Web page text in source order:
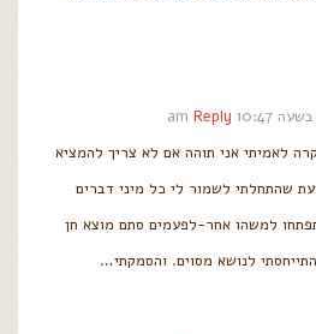
Reply
לאמיתי אני תוהה אם לא צריך להמציא
שהתחלתי לשמור לי כל מיני דברים
למשהו אחר-לפעמים סתם מוצא חן
לנושא מסוים. והסמקתי…